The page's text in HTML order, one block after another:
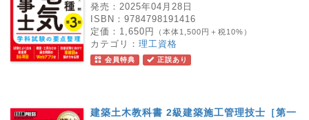
発売： 2025年04月28日
ISBN： 9784798191416
定価： 1,650円 （本体1,500円＋税10%）
カテゴリ： 理工資格
会員特典 正誤あり
建築土木教科書 2級建築施工管理技士［第一